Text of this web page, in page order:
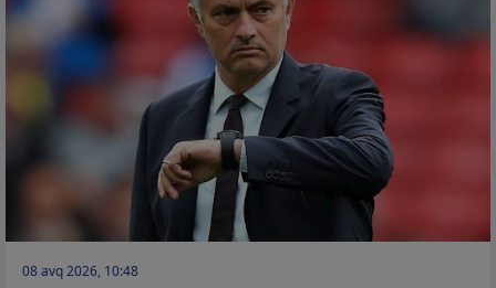
08 avq 2026, 10:48